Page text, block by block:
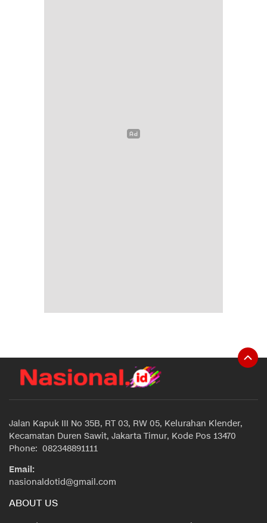
Jalan Kapuk III No 35B, RT 03, RW 05, Kelurahan Klender,
Kecamatan Duren Sawit, Jakarta Timur, Kode Pos 13470
Phone: 082348891111
Email:
nasionaldotid@gmail.com
ABOUT US